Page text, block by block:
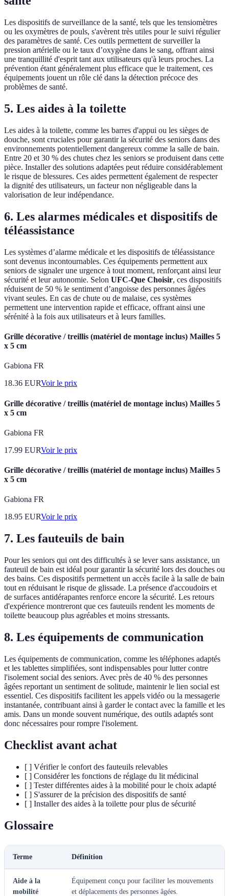
Les dispositifs de surveillance de la santé, tels que les tensiomètres
ou les oxymètres de pouls, s'avèrent très utiles pour le suivi régulier
des paramètres de santé. Ces outils permettent de surveiller la
pression artérielle ou le taux d’oxygène dans le sang, offrant ainsi
une tranquillité d'esprit tant aux utilisateurs qu'à leurs proches. La
prévention étant généralement plus efficace que le traitement, ces
équipements jouent un rôle clé dans la détection précoce des
problèmes de santé.
5. Les aides à la toilette
Les aides à la toilette, comme les barres d'appui ou les sièges de
douche, sont cruciales pour garantir la sécurité des seniors dans des
environnements potentiellement dangereux comme la salle de bain.
Entre 20 et 30 % des chutes chez les seniors se produisent dans cette
pièce. Installer des solutions adaptées peut réduire considérablement
le risque de blessures. Ces aides permettent également de respecter
la dignité des utilisateurs, un facteur non négligeable dans la
valorisation de leur indépendance.
6. Les alarmes médicales et dispositifs de
téléassistance
Les systèmes d’alarme médicale et les dispositifs de téléassistance
sont devenus incontournables. Ces équipements permettent aux
seniors de signaler une urgence à tout moment, renforçant ainsi leur
sécurité et leur autonomie. Selon UFC-Que Choisir, ces dispositifs
réduisent de 50 % le sentiment d’angoisse des personnes âgées
vivant seules. En cas de chute ou de malaise, ces systèmes
permettent une intervention rapide et efficace, offrant ainsi une
sérénité à la fois aux utilisateurs et à leurs familles.
Grille décorative / treillis (matériel de montage inclus) Mailles 5
x 5 cm
Gabiona FR
18.36 EURVoir le prix
Grille décorative / treillis (matériel de montage inclus) Mailles 5
x 5 cm
Gabiona FR
17.99 EURVoir le prix
Grille décorative / treillis (matériel de montage inclus) Mailles 5
x 5 cm
Gabiona FR
18.95 EURVoir le prix
7. Les fauteuils de bain
Pour les seniors qui ont des difficultés à se lever sans assistance, un
fauteuil de bain est idéal pour garantir la sécurité lors des douches ou
des bains. Ces dispositifs permettent un accès facile à la salle de bain
tout en réduisant le risque de glissade. La présence d'accoudoirs et
de surfaces antidérapantes renforce encore la sécurité. Les retours
d'expérience montreront que ces fauteuils rendent les moments de
toilette beaucoup plus agréables et moins stressants.
8. Les équipements de communication
Les équipements de communication, comme les téléphones adaptés
et les tablettes simplifiées, sont indispensables pour lutter contre
l'isolement social des seniors. Avec près de 40 % des personnes
âgées reportant un sentiment de solitude, maintenir le lien social est
essentiel. Ces dispositifs facilitent les appels vidéo ou la messagerie
instantanée, contribuant ainsi à garder le contact avec la famille et les
amis. Dans un monde souvent numérique, des outils adaptés sont
donc nécessaires pour rompre l'isolement.
Checklist avant achat
[ ] Vérifier le confort des fauteuils relevables
[ ] Considérer les fonctions de réglage du lit médicinal
[ ] Tester différentes aides à la mobilité pour le choix adapté
[ ] S'assurer de la précision des dispositifs de santé
[ ] Installer des aides à la toilette pour plus de sécurité
Glossaire
Terme Définition
Aide à la
mobilité
Équipement conçu pour faciliter les mouvements
et déplacements des personnes âgées.